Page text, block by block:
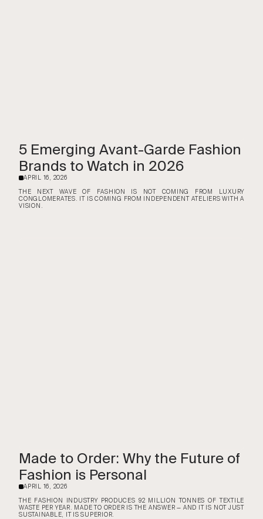
5 Emerging Avant-Garde Fashion
Brands to Watch in 2026
APRIL 16, 2026
THE NEXT WAVE OF FASHION IS NOT COMING FROM LUXURY
CONGLOMERATES. IT IS COMING FROM INDEPENDENT ATELIERS WITH A
VISION.
Made to Order: Why the Future of
Fashion is Personal
APRIL 16, 2026
THE FASHION INDUSTRY PRODUCES 92 MILLION TONNES OF TEXTILE
WASTE PER YEAR. MADE TO ORDER IS THE ANSWER — AND IT IS NOT JUST
SUSTAINABLE, IT IS SUPERIOR.